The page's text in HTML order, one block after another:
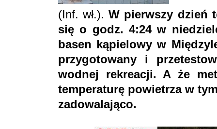
(Inf. wł.).W pierwszy dzień
się o godz. 4:24 w
basen kąpielowy w
przygotowany i
wodnej rekreacji. A że
temperaturę powietrza w
zadowalająco.